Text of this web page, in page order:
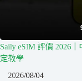
Saily eSIM 評價 2026
定教學
2026/08/04